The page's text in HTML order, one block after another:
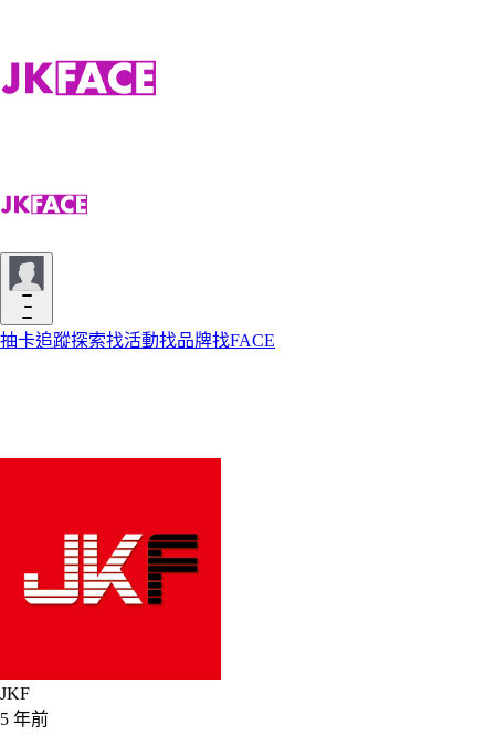
抽卡追蹤探索找活動找品牌找FACE
JKF
5 年前